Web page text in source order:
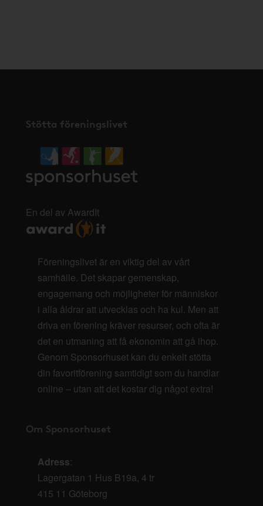
Stötta föreningslivet
En del av AwardIt
Föreningslivet är en viktig del av vårt
samhälle. Det skapar gemenskap,
engagemang och möjligheter för människor
i alla åldrar att utvecklas och ha kul. Men att
driva en förening kräver resurser, och ofta är
det en utmaning att få ekonomin att gå ihop.
Genom Sponsorhuset kan du enkelt stötta
din favoritförening samtidigt som du handlar
online – utan att det kostar dig något extra!
Om Sponsorhuset
Adress:
Lagergatan 1 Hus B19a, 4 tr
415 11 Göteborg